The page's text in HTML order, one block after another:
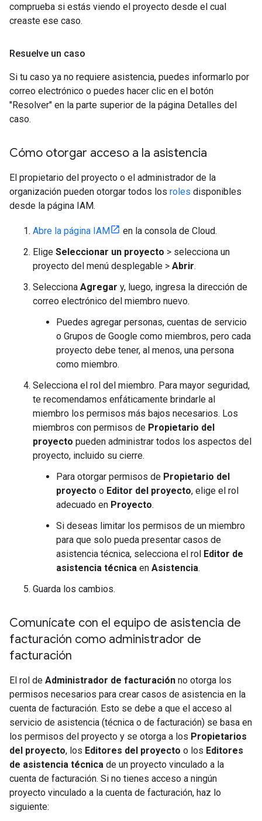
comprueba si estás viendo el proyecto desde el cual
creaste ese caso.
Resuelve un caso
Si tu caso ya no requiere asistencia, puedes informarlo por
correo electrónico o puedes hacer clic en el botón
"Resolver" en la parte superior de la página Detalles del
caso.
Cómo otorgar acceso a la asistencia
El propietario del proyecto o el administrador de la
organización pueden otorgar todos los roles disponibles
desde la página IAM.
Abre la página IAM
en la consola de Cloud.
Elige Seleccionar un proyecto > selecciona un
proyecto del menú desplegable > Abrir.
Selecciona Agregar y, luego, ingresa la dirección de
correo electrónico del miembro nuevo.
Puedes agregar personas, cuentas de servicio
o Grupos de Google como miembros, pero cada
proyecto debe tener, al menos, una persona
como miembro.
Selecciona el rol del miembro. Para mayor seguridad,
te recomendamos enfáticamente brindarle al
miembro los permisos más bajos necesarios. Los
miembros con permisos de Propietario del
proyecto pueden administrar todos los aspectos del
proyecto, incluido su cierre.
Para otorgar permisos de Propietario del
proyecto o Editor del proyecto, elige el rol
adecuado en Proyecto.
Si deseas limitar los permisos de un miembro
para que solo pueda presentar casos de
asistencia técnica, selecciona el rol Editor de
asistencia técnica en Asistencia.
Guarda los cambios.
Comunícate con el equipo de asistencia de
facturación como administrador de
facturación
El rol de Administrador de facturación no otorga los
permisos necesarios para crear casos de asistencia en la
cuenta de facturación. Esto se debe a que el acceso al
servicio de asistencia (técnica o de facturación) se basa en
los permisos del proyecto y se otorga a los Propietarios
del proyecto, los Editores del proyecto o los Editores
de asistencia técnica de un proyecto vinculado a la
cuenta de facturación. Si no tienes acceso a ningún
proyecto vinculado a la cuenta de facturación, haz lo
siguiente: